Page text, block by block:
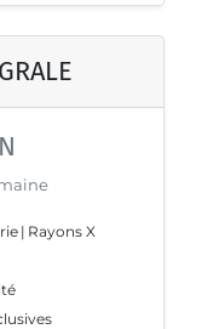
| Rayons X